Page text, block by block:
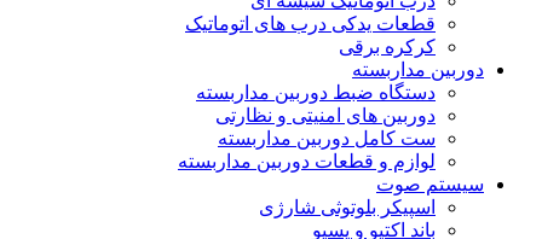
قطعات یدکی درب های اتوماتیک
کرکره برقی
دوربین مداربسته
دستگاه ضبط دوربین مداربسته
دوربین های امنیتی و نظارتی
ست کامل دوربین مداربسته
لوازم و قطعات دوربین مداربسته
سیستم صوت
اسپیکر بلوتوثى شارژى
باند اکتیو و پسیو